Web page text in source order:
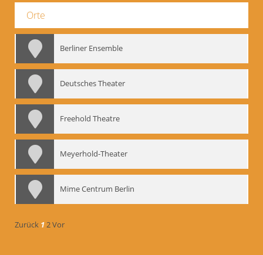
Orte
Berliner Ensemble
Deutsches Theater
Freehold Theatre
Meyerhold-Theater
Mime Centrum Berlin
Zurück 12Vor